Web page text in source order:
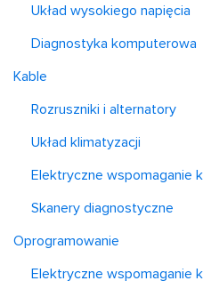
Układ wysokiego napięcia
Diagnostyka komputerowa
Kable
Rozruszniki i alternatory
Układ klimatyzacji
Elektryczne wspomaganie
Skanery diagnostyczne
Oprogramowanie
Elektryczne wspomaganie